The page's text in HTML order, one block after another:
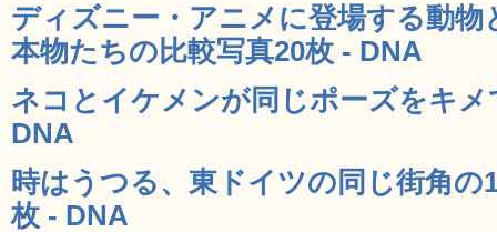
ディズニー・アニメに登場する動
本物たちの比較写真20枚 - DNA
ネコとイケメンが同じポーズをキメ
DNA
時はうつる、東ドイツの同じ街角の
枚 - DNA